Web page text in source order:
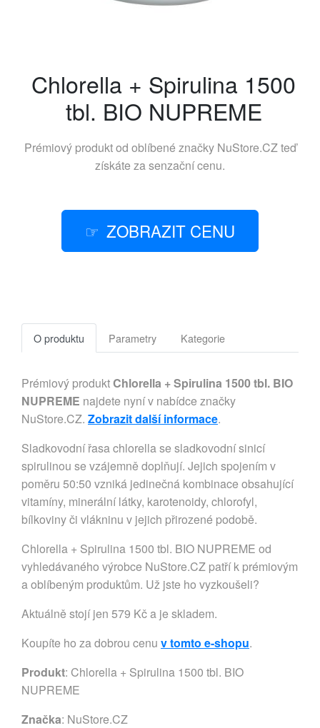
Chlorella + Spirulina 1500
tbl. BIO NUPREME
Prémiový produkt od oblíbené značky NuStore.CZteď
získáte za senzační cenu.
ZOBRAZIT CENU
O produktu Parametry Kategorie
Prémiový produktChlorella + Spirulina 1500 tbl. BIO
NUPREME najdete nyní v nabídce značky
NuStore.CZ. Zobrazit další informace.
Sladkovodní řasa chlorella se sladkovodní sinicí
spirulinou se vzájemně doplňují. Jejich spojením v
poměru 50:50 vzniká jedinečná kombinace obsahující
vitamíny, minerální látky, karotenoidy, chlorofyl,
bílkoviny či vlákninu v jejich přirozené podobě.
Chlorella + Spirulina 1500 tbl. BIO NUPREME od
vyhledávaného výrobce NuStore.CZ patří k prémiovým
a oblíbeným produktům. Už jste ho vyzkoušeli?
Aktuálně stojí jen 579 Kč a je skladem.
Koupíte ho za dobrou cenu v tomto e-shopu.
Produkt: Chlorella + Spirulina 1500 tbl. BIO
NUPREME
Značka: NuStore.CZ